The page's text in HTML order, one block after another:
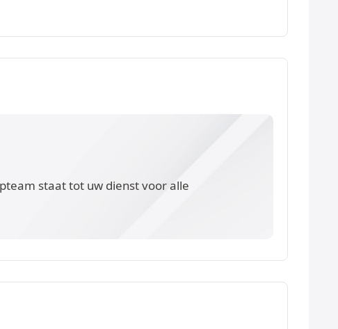
staat tot uw dienst voor alle